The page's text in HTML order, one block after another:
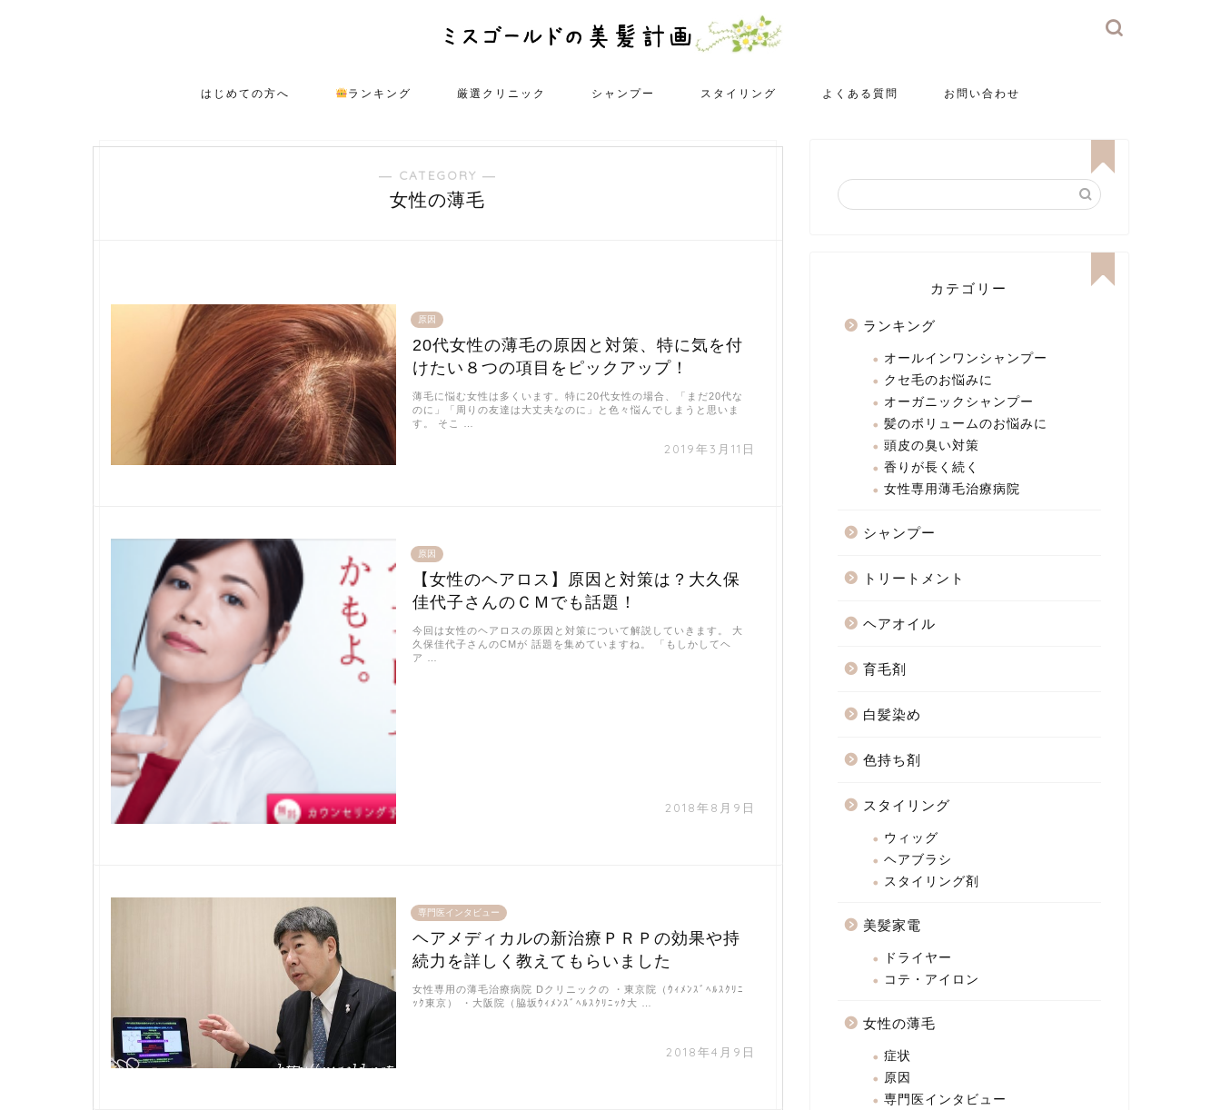
はじめての方へ ランキング 厳選クリニック シャンプー スタイリング よくある質問 お問い合わせ
― CATEGORY ―
女性の薄毛
原因
20代女性の薄毛の原因と対策、特に気を付
けたい８つの項目をピックアップ！
2019年3月11日
薄毛に悩む女性は多くいます。特に20代女性の場合、「まだ20代な
のに」「周りの友達は大丈夫なのに」と色々悩んでしまうと思いま
す。 そこ …
原因
【女性のヘアロス】原因と対策は？大久保
佳代子さんのＣＭでも話題！
2018年8月9日
今回は女性のヘアロスの原因と対策について解説していきます。 大
久保佳代子さんのCMが 話題を集めていますね。 「もしかしてヘ
ア …
専門医インタビュー
ヘアメディカルの新治療ＰＲＰの効果や持
続力を詳しく教えてもらいました
2018年4月9日
女性専用の薄毛治療病院 Dクリニックの ・東京院（ｳｨﾒﾝｽﾞﾍﾙｽｸﾘﾆ
ｯｸ東京） ・大阪院（脇坂ｳｨﾒﾝｽﾞﾍﾙｽｸﾘﾆｯｸ大 …
カテゴリー
ランキング
オールインワンシャンプー
クセ毛のお悩みに
オーガニックシャンプー
髪のボリュームのお悩みに
頭皮の臭い対策
香りが長く続く
女性専用薄毛治療病院
シャンプー
トリートメント
ヘアオイル
育毛剤
白髪染め
色持ち剤
スタイリング
ウィッグ
ヘアブラシ
スタイリング剤
美髪家電
ドライヤー
コテ・アイロン
女性の薄毛
症状
原因
専門医インタビュー